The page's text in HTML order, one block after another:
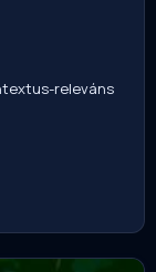
releváns